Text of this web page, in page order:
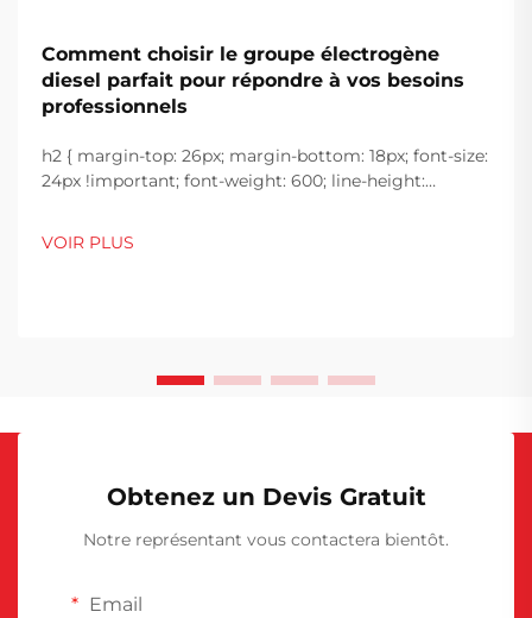
Comment choisir le groupe électrogène
diesel parfait pour répondre à vos besoins
professionnels
h2 { margin-top: 26px; margin-bottom: 18px; font-size:
24px !important; font-weight: 600; line-height:
height: ...}
VOIR PLUS
Obtenez un Devis Gratuit
Notre représentant vous contactera bientôt.
Email